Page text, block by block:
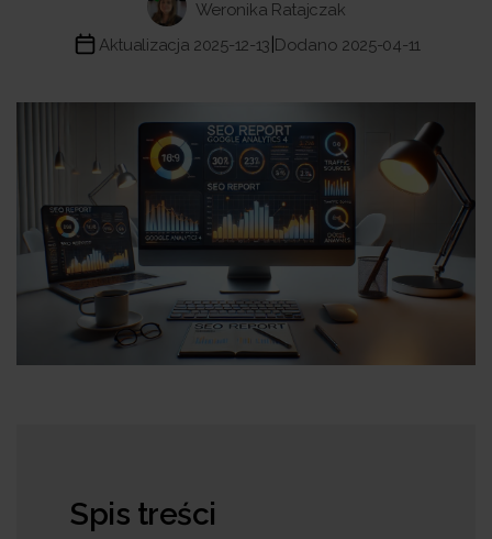
Weronika Ratajczak
Aktualizacja 2025-12-13 Dodano 2025-04-11
Spis treści